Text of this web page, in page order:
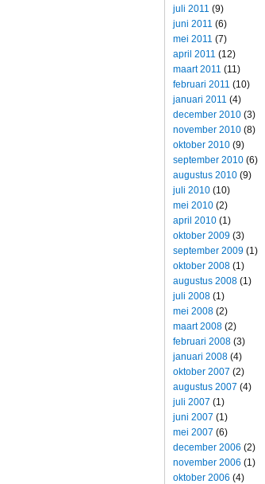
juli 2011 (9)
juni 2011 (6)
mei 2011 (7)
april 2011 (12)
maart 2011 (11)
februari 2011 (10)
januari 2011 (4)
december 2010 (3)
november 2010 (8)
oktober 2010 (9)
september 2010 (6)
augustus 2010 (9)
juli 2010 (10)
mei 2010 (2)
april 2010 (1)
oktober 2009 (3)
september 2009 (1)
oktober 2008 (1)
augustus 2008 (1)
juli 2008 (1)
mei 2008 (2)
maart 2008 (2)
februari 2008 (3)
januari 2008 (4)
oktober 2007 (2)
augustus 2007 (4)
juli 2007 (1)
juni 2007 (1)
mei 2007 (6)
december 2006 (2)
november 2006 (1)
oktober 2006 (4)